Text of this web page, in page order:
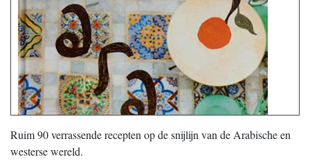
Ruim 90 verrassende recepten op de snijlijn van de Arabische en
westerse wereld.